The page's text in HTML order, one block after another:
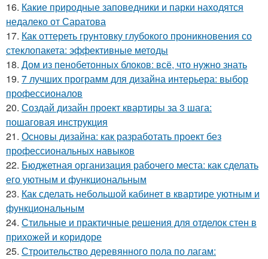
16. Какие природные заповедники и парки находятся
недалеко от Саратова
17. Как оттереть грунтовку глубокого проникновения со
стеклопакета: эффективные методы
18. Дом из пенобетонных блоков: всё, что нужно знать
19. 7 лучших программ для дизайна интерьера: выбор
профессионалов
20. Создай дизайн проект квартиры за 3 шага:
пошаговая инструкция
21. Основы дизайна: как разработать проект без
профессиональных навыков
22. Бюджетная организация рабочего места: как сделать
его уютным и функциональным
23. Как сделать небольшой кабинет в квартире уютным и
функциональным
24. Стильные и практичные решения для отделок стен в
прихожей и коридоре
25. Строительство деревянного пола по лагам: